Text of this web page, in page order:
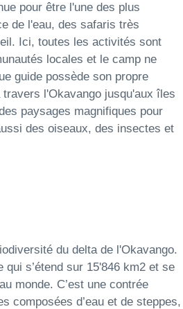
pour être l'une des plus
de l'eau, des safaris très
Ici, toutes les activités sont
locales et le camp ne
guide possède son propre
l'Okavango jusqu'aux îles
paysages magnifiques pour
des oiseaux, des insectes et
du delta de l'Okavango.
s’étend sur 15'846 km2 et se
monde. C’est une contrée
composées d’eau et de steppes,